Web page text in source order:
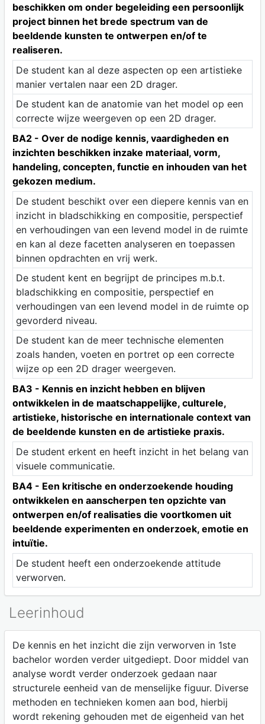
beschikken om onder begeleiding een persoonlijk
project binnen het brede spectrum van de
beeldende kunsten te ontwerpen en/of te
realiseren.
De student kan al deze aspecten op een artistieke
manier vertalen naar een 2D drager.
De student kan de anatomie van het model op een
correcte wijze weergeven op een 2D drager.
BA2 - Over de nodige kennis, vaardigheden en
inzichten beschikken inzake materiaal, vorm,
handeling, concepten, functie en inhouden van het
gekozen medium.
De student beschikt over een diepere kennis van en
inzicht in bladschikking en compositie, perspectief
en verhoudingen van een levend model in de ruimte
en kan al deze facetten analyseren en toepassen
binnen opdrachten en vrij werk.
De student kent en begrijpt de principes m.b.t.
bladschikking en compositie, perspectief en
verhoudingen van een levend model in de ruimte op
gevorderd niveau.
De student kan de meer technische elementen
zoals handen, voeten en portret op een correcte
wijze op een 2D drager weergeven.
BA3 - Kennis en inzicht hebben en blijven
ontwikkelen in de maatschappelijke, culturele,
artistieke, historische en internationale context van
de beeldende kunsten en de artistieke praxis.
De student erkent en heeft inzicht in het belang van
visuele communicatie.
BA4 - Een kritische en onderzoekende houding
ontwikkelen en aanscherpen ten opzichte van
ontwerpen en/of realisaties die voortkomen uit
beeldende experimenten en onderzoek, emotie en
intuïtie.
De student heeft een onderzoekende attitude
verworven.
Leerinhoud
De kennis en het inzicht die zijn verworven in 1ste
bachelor worden verder uitgediept. Door middel van
analyse wordt verder onderzoek gedaan naar
structurele eenheid van de menselijke figuur. Diverse
methoden en technieken komen aan bod, hierbij
wordt rekening gehouden met de eigenheid van het